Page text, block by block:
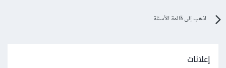
اذهب إلى قائمة الأسئلة
إعلانات